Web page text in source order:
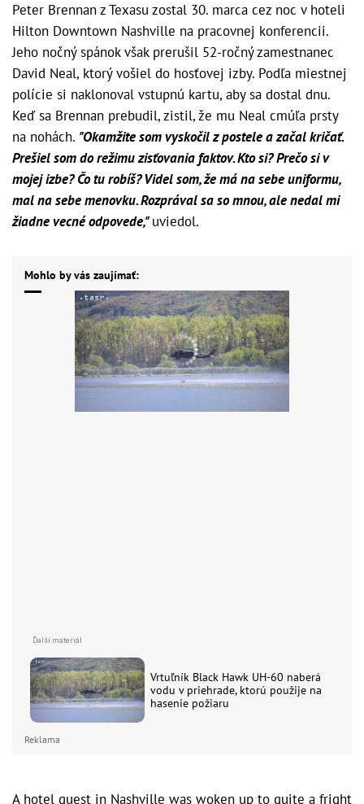
Peter Brennan z Texasu zostal 30. marca cez noc v hoteli
Hilton Downtown Nashville na pracovnej konferencii.
Jeho nočný spánok však prerušil 52-ročný zamestnanec
David Neal, ktorý vošiel do hosťovej izby. Podľa miestnej
polície si naklonoval vstupnú kartu, aby sa dostal dnu.
Keď sa Brennan prebudil, zistil, že mu Neal cmúľa prsty
na nohách. "Okamžite som vyskočil z postele a začal kričať.
Prešiel som do režimu zisťovania faktov. Kto si? Prečo si v
mojej izbe? Čo tu robíš? Videl som, že má na sebe uniformu,
mal na sebe menovku. Rozprával sa so mnou, ale nedal mi
žiadne vecné odpovede,"uviedol.
Mohlo by vás zaujímať:
Vrtuľník Black Hawk UH-60 naberá
vodu v priehrade, ktorú použije na
hasenie požiaru
Reklama
A hotel guest in Nashville was woken up to quite a fright